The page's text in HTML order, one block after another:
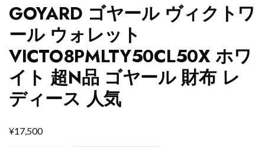
GOYARD ゴヤール ヴィクトワ
ール ウォレット
VICTO8PMLTY50CL50X ホワ
イト 超N品 ゴヤール 財布 レ
ディース 人気
¥17,500